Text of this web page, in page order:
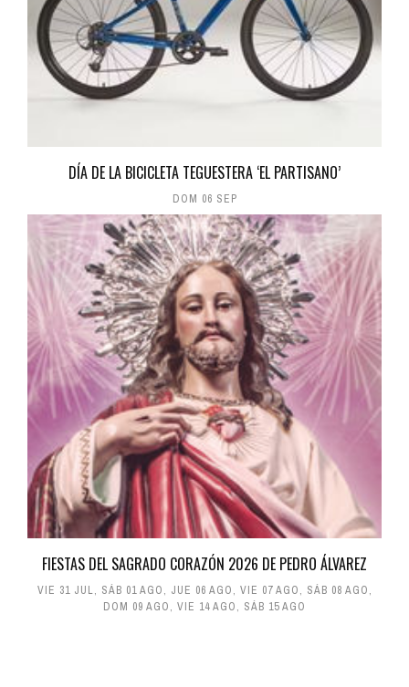
DÍA DE LA BICICLETA TEGUESTERA ‘EL PARTISANO’
DOM 06 SEP
FIESTAS DEL SAGRADO CORAZÓN 2026 DE PEDRO ÁLVAREZ
VIE 31 JUL, SÁB 01 AGO, JUE 06 AGO, VIE 07 AGO, SÁB 08 AGO,
DOM 09 AGO, VIE 14 AGO, SÁB 15 AGO